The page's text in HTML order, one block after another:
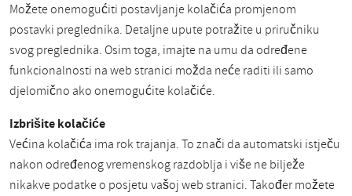
Možete onemogućiti postavljanje kolačića promjenom
postavki preglednika. Detaljne upute potražite u priručniku
svog preglednika. Osim toga, imajte na umu da određene
funkcionalnosti na web stranici možda neće raditi ili samo
djelomično ako onemogućite kolačiće.
Izbrišite kolačiće
Većina kolačića ima rok trajanja. To znači da automatski istječu
nakon određenog vremenskog razdoblja i više ne bilježe
nikakve podatke o posjetu vašoj web stranici. Također možete